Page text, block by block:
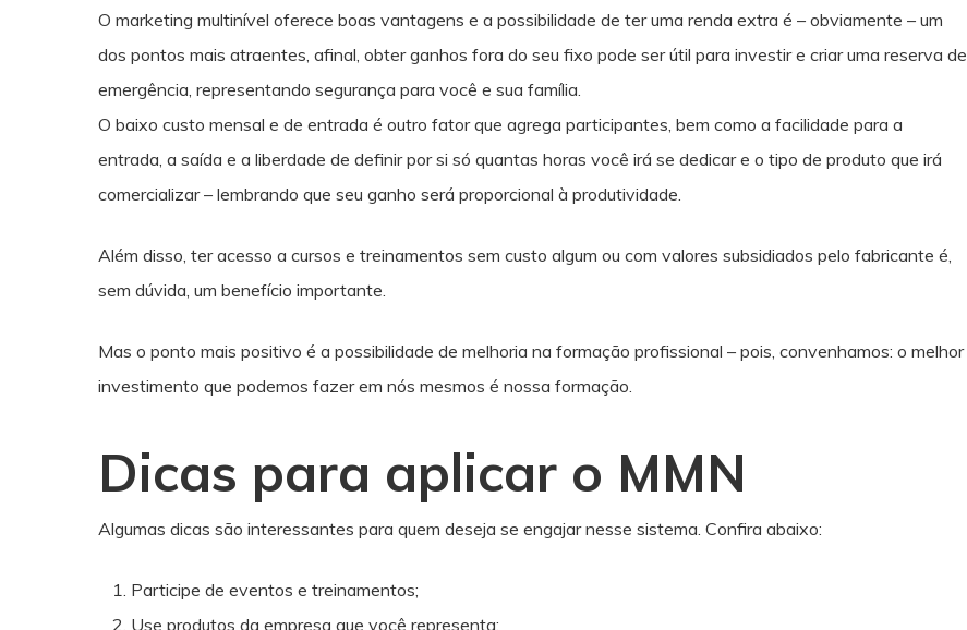
O marketing multinível oferece boas vantagens e a possibilidade de ter uma renda extra é – obviamente – um
dos pontos mais atraentes, afinal, obter ganhos fora do seu fixo pode ser útil para investir e criar uma reserva de
emergência, representando segurança para você e sua família.
O baixo custo mensal e de entrada é outro fator que agrega participantes, bem como a facilidade para a
entrada, a saída e a liberdade de definir por si só quantas horas você irá se dedicar e o tipo de produto que irá
comercializar – lembrando que seu ganho será proporcional à produtividade.
Além disso, ter acesso a cursos e treinamentos sem custo algum ou com valores subsidiados pelo fabricante é,
sem dúvida, um benefício importante.
Mas o ponto mais positivo é a possibilidade de melhoria na formação profissional – pois, convenhamos: o melhor
investimento que podemos fazer em nós mesmos é nossa formação.
Dicas para aplicar o MMN
Algumas dicas são interessantes para quem deseja se engajar nesse sistema. Confira abaixo:
Participe de eventos e treinamentos;
Use produtos da empresa que você representa;